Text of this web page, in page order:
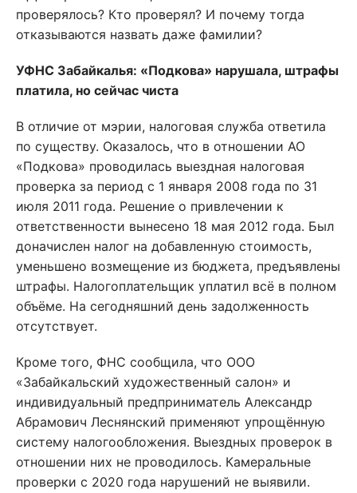
проверялось? Кто проверял? И почему тогда
отказываются назвать даже фамилии?
УФНС Забайкалья: «Подкова» нарушала, штрафы
платила, но сейчас чиста
В отличие от мэрии, налоговая служба ответила
по существу. Оказалось, что в отношении АО
«Подкова» проводилась выездная налоговая
проверка за период с 1 января 2008 года по 31
июля 2011 года. Решение о привлечении к
ответственности вынесено 18 мая 2012 года. Был
доначислен налог на добавленную стоимость,
уменьшено возмещение из бюджета, предъявлены
штрафы. Налогоплательщик уплатил всё в полном
объёме. На сегодняшний день задолженность
отсутствует.
Кроме того, ФНС сообщила, что ООО
«Забайкальский художественный салон» и
индивидуальный предприниматель Александр
Абрамович Леснянский применяют упрощённую
систему налогообложения. Выездных проверок в
отношении них не проводилось. Камеральные
проверки с 2020 года нарушений не выявили.